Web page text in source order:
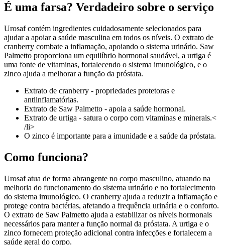
É uma farsa? Verdadeiro sobre o serviço
Urosaf contém ingredientes cuidadosamente selecionados para
ajudar a apoiar a saúde masculina em todos os níveis. O extrato de
cranberry combate a inflamação, apoiando o sistema urinário. Saw
Palmetto proporciona um equilíbrio hormonal saudável, a urtiga é
uma fonte de vitaminas, fortalecendo o sistema imunológico, e o
zinco ajuda a melhorar a função da próstata.
Extrato de cranberry - propriedades protetoras e
antiinflamatórias.
Extrato de Saw Palmetto - apoia a saúde hormonal.
Extrato de urtiga - satura o corpo com vitaminas e minerais.<
/li>
O zinco é importante para a imunidade e a saúde da próstata.
Como funciona?
Urosaf atua de forma abrangente no corpo masculino, atuando na
melhoria do funcionamento do sistema urinário e no fortalecimento
do sistema imunológico. O cranberry ajuda a reduzir a inflamação e
protege contra bactérias, afetando a frequência urinária e o conforto.
O extrato de Saw Palmetto ajuda a estabilizar os níveis hormonais
necessários para manter a função normal da próstata. A urtiga e o
zinco fornecem proteção adicional contra infecções e fortalecem a
saúde geral do corpo.